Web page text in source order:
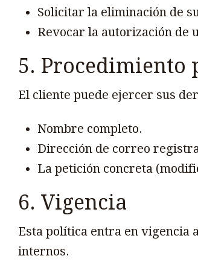
Solicitar la eliminación de
Revocar la autorización de
5. Procedimiento
El cliente puede ejercer sus
Nombre completo.
Dirección de correo
La petición concreta
6. Vigencia
Esta política entra en vigencia
internos.